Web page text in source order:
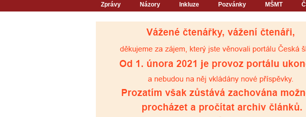
Zprávy Názory Inkluze Pozvánky MŠMT